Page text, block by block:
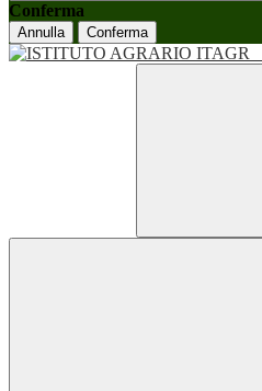
Conferma
Annulla Conferma